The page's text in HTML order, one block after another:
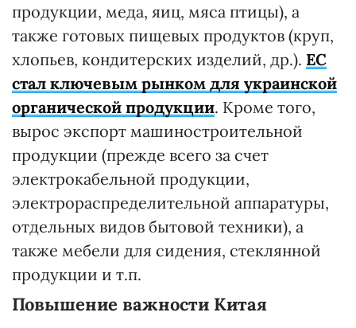
продукции, меда, яиц, мяса птицы), а
также готовых пищевых продуктов (круп,
хлопьев, кондитерских изделий, др.). ЕС
стал ключевым рынком для украинской
органической продукции. Кроме того,
вырос экспорт машиностроительной
продукции (прежде всего за счет
электрокабельной продукции,
электрораспределительной аппаратуры,
отдельных видов бытовой техники), а
также мебели для сидения, стеклянной
продукции и т.п.
Повышение важности Китая